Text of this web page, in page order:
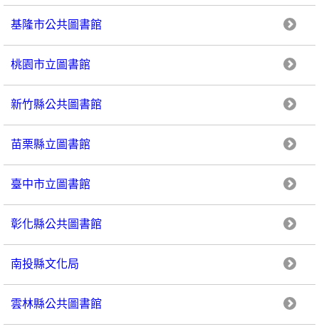
基隆市公共圖書館
桃園市立圖書館
新竹縣公共圖書館
苗栗縣立圖書館
臺中市立圖書館
彰化縣公共圖書館
南投縣文化局
雲林縣公共圖書館